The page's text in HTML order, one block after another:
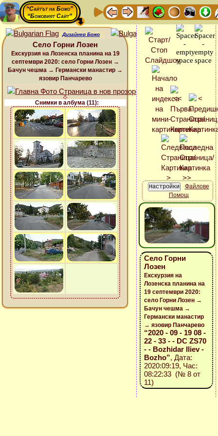
“Сайтът на Божо”
“Божовият Сайт”
Дизайнер Божо
Село Горни Лозен
Екскурзия на Лозенска планина на 19
септември 2020: село Горни Лозен →
Бачун чешма → Германски манастир →
язовир Панчарево
Снимки в албума (11):
Файлове
Помощ
Село Горни
Лозен
Екскурзия на
Лозенска планина на
19 септември 2020:
село Горни Лозен →
Бачун чешма →
Германски манастир
→ язовир Панчарево
“2020 - 09 - 19 08 -
22 - 33 - - DC ZS70
- - Bozhidar Iliev -
Bozho”, Дата:
2020:09:19, Час:
08:22:33 (№ 8 от
11)